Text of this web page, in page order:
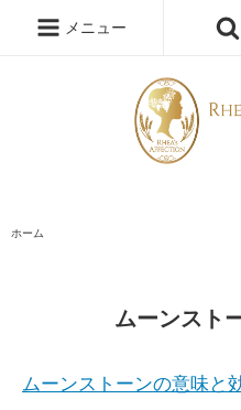
メニュー
ホーム
ムーンスト
ムーンストーンの意味と